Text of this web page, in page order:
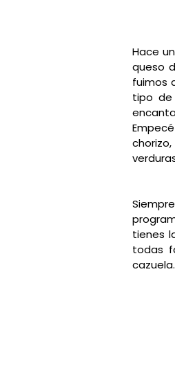
Hace
queso
fuimos
tipo de
tienes
todas